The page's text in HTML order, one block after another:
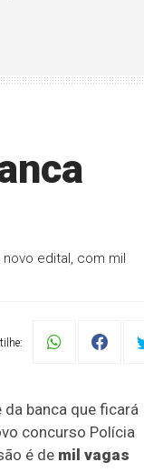
edital, com mil
banca que ficará
concurso Polícia
é de mil vagas